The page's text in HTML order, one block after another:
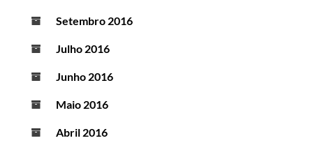
Setembro 2016
Julho 2016
Junho 2016
Maio 2016
Abril 2016